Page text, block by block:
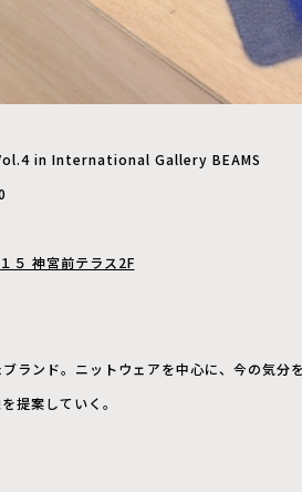
in International Gallery BEAMS
５ 神宮前テラス2F
ランド。ニットウェアを中⼼に、今の気分
提案していく。